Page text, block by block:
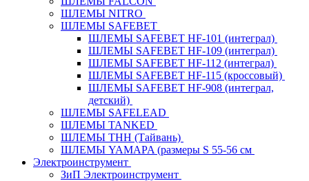
ШЛЕМЫ NITRO
ШЛЕМЫ SAFEBET
ШЛЕМЫ SAFEBET HF-101 (интеграл)
ШЛЕМЫ SAFEBET HF-109 (интеграл)
ШЛЕМЫ SAFEBET HF-112 (интеграл)
ШЛЕМЫ SAFEBET HF-115 (кроссовый)
ШЛЕМЫ SAFEBET HF-908 (интеграл,
детский)
ШЛЕМЫ SAFELEAD
ШЛЕМЫ TANKED
ШЛЕМЫ THH (Тайвань)
ШЛЕМЫ YAMAPA (размеры S 55-56 см
Электроинструмент
ЗиП Электроинструмент